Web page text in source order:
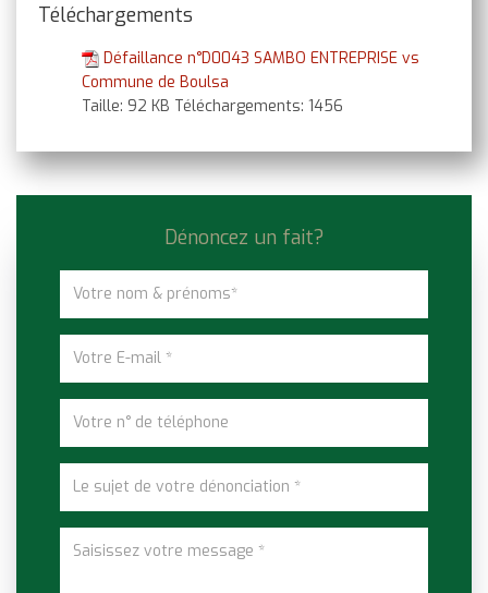
Téléchargements
Défaillance n°D0043 SAMBO ENTREPRISE vs
Commune de Boulsa
Taille: 92 KB Téléchargements: 1456
Dénoncez un fait?